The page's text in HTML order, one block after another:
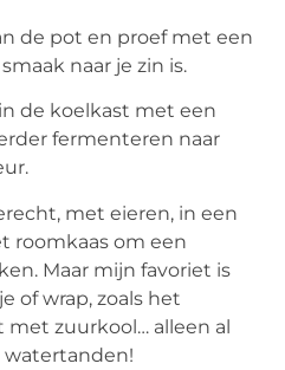
de pot en proef met een
naar je zin is.
de koelkast met een
fermenteren naar
met eieren, in een
roomkaas om een
Maar mijn favoriet is
of wrap, zoals het
met zuurkool… alleen al
watertanden!